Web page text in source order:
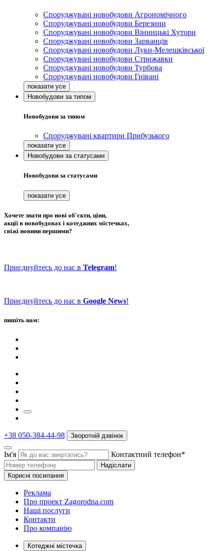
Споруджувані новобудови Агрономічного
Споруджувані новобудови Березини
Споруджувані новобудови Вінницькі Хутори
Споруджувані новобудови Зарванців
Споруджувані новобудови Луки-Мелешківської
Споруджувані новобудови Стрижавки
Споруджувані новобудови Турбова
Споруджувані новобудови Гнівані
Новобудови за типом
Новобудови за типом
Споруджувані квартири Прибузького
Новобудови за статусами
Новобудови за статусами
Хочете знати про нові об'єкти, ціни,
акції в новобудовах і котеджних містечках,
свіжі новини першими?
Приєднуйтесь до нас в Telegram!
Приєднуйтесь до нас в Google News!
пишіть нам:
+38 050-384-44-98 Зворотній дзвінок
Ім'я Контактний телефон*
Надіслати
Корисні посилання
Реклама
Про проект Zagorodna.com
Наші послуги
Контакти
Про компанію
Котеджні містечка